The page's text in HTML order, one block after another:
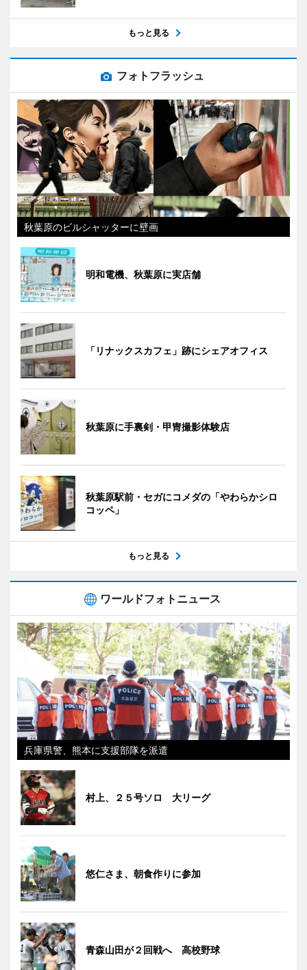
もっと見る
フォトフラッシュ
秋葉原のビルシャッターに壁画
明和電機、秋葉原に実店舗
「リナックスカフェ」跡にシェアオフィス
秋葉原に手裏剣・甲冑撮影体験店
秋葉原駅前・セガにコメダの「やわらかシロ
コッペ」
もっと見る
ワールドフォトニュース
兵庫県警、熊本に支援部隊を派遣
村上、２５号ソロ 大リーグ
悠仁さま、朝食作りに参加
青森山田が２回戦へ 高校野球